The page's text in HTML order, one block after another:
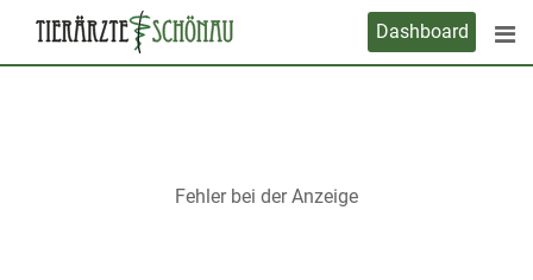
Dashboard
Fehler bei der Anzeige